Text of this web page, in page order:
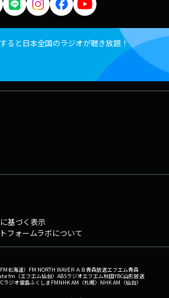
ると日本全国のラジオが聴き放題！
基づく表示
フォームラボについて
北海道） FM NORTH WAVEＲＡＢ青森放送エフエム青森
fm（エフエム仙台） ABSラジオエフエム秋田YBC山形放送
ラジオ福島ふくしまFMNHK AM（札幌） NHK AM（仙台）